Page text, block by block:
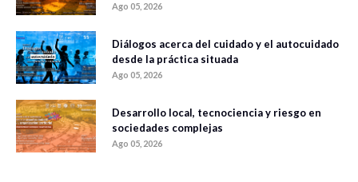
Ago 05, 2026
Diálogos acerca del cuidado y el autocuidado
desde la práctica situada
Ago 05, 2026
Desarrollo local, tecnociencia y riesgo en
sociedades complejas
Ago 05, 2026